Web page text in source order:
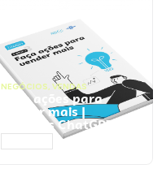
NEGÓCIOS, VENDAS
Faça ações para
vender mais |
Prompts ChatGPT